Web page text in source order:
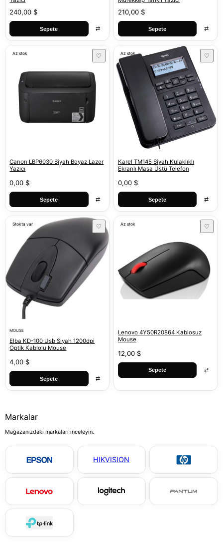
240,00 $
Sepete ⇄
210,00 $
Sepete ⇄
Az stok ♡
Canon LBP6030 Siyah Beyaz Lazer
Yazıcı
0,00 $
Sepete ⇄
Az stok ♡
Karel TM145 Siyah Kulaklıklı
Ekranlı Masa Üstü Telefon
0,00 $
Sepete ⇄
Stokta var ♡
MOUSE
Elba KD-100 Usb Siyah 1200dpi
Optik Kablolu Mouse
4,00 $
Sepete ⇄
Az stok ♡
Lenovo 4Y50R20864 Kablosuz
Mouse
12,00 $
Sepete ⇄
Markalar
Mağazanızdaki markaları inceleyin.
HIKVISION